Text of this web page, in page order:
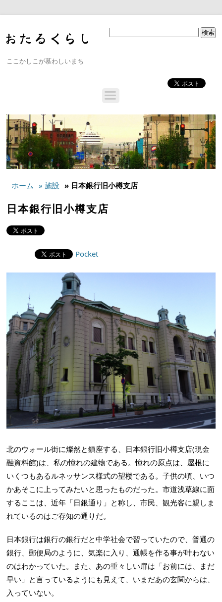
ここかしこが慕わしいまち
ホーム » 施設 » 日本銀行旧小樽支店
日本銀行旧小樽支店
Pocket
北のウォール街に燦然と鎮座する、日本銀行旧小樽支店(現金
融資料館)は、私の憧れの建物である。憧れの原点は、屋根に
いくつもあるルネッサンス様式の望楼である。子供の頃、いつ
かあそこに上ってみたいと思ったものだった。市道浅草線に面
するここは、近年「日銀通り」と称し、市民、観光客に親しま
れているのはご存知の通りだ。
日本銀行は銀行の銀行だと中学社会で習っていたので、普通の
銀行、郵便局のように、気楽に入り、通帳を作る事が叶わない
のはわかっていた。また、あの重々しい扉は「お前には、まだ
早い」と言っているようにも見えて、いまだあの玄関からは、
入っていない。